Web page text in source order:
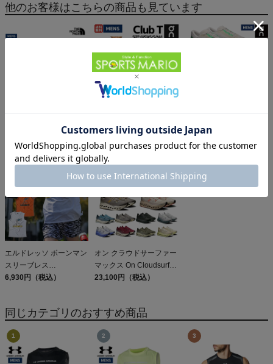
他のお客様はこちらの商品も見ています
リーブレスGTDメランジ
グラフィッククルー THE
NORTH FACE S/L GTD
6,171円（税込）
6,600円（税込）
3 On Cloudmonster
24,200円（税込）
エルドレッソ ボーンマン
スリーブレス
ELDORESO Boneman
6,930円（税込）
オン クラウドサーファー
マックス On Cloudsurfer
Max
23,100円（税込）
同じカテゴリのおすすめ商品